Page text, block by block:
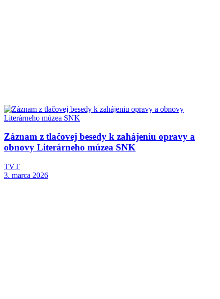
Záznam z tlačovej besedy k zahájeniu opravy a
obnovy Literárneho múzea SNK
TVT
3. marca 2026